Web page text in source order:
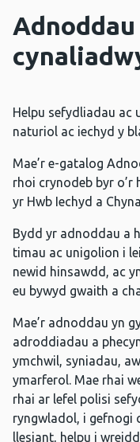
Helpu sefydliadau ac
naturiol ac iechyd y
Mae’r e-gatalog
rhoi crynodeb byr
yr Hwb Iechyd a
Bydd yr adnoddau a
timau ac unigolion i
newid hinsawdd, ac
eu bywyd gwaith a
Mae’r adnoddau yn
adroddiadau a
ymchwil, syniadau,
ymarferol. Mae rhai
rhai ar lefel polisi
ryngwladol, i gefnogi
llesiant, helpu i